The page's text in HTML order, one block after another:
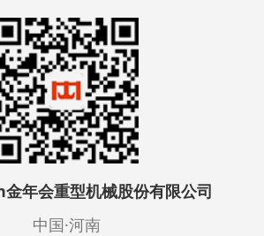
年会重型机械股份有限公司
中国·河南